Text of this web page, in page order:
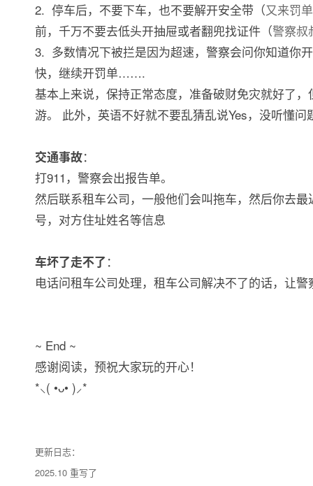
2. 停车后，不要下车，也不要解开安全带（又来罚
前，千万不要去低头开抽屉或者翻兜找证件（警察
3. 多数情况下被拦是因为超速，警察会问你知道你
快，继续开罚单…….
基本上来说，保持正常态度，准备破财免灾就好了
游。 此外，英语不好就不要乱猜乱说Yes，没听懂
交通事故：
打911，警察会出报告单。
然后联系租车公司，一般他们会叫拖车，然后你去
号，对方住址姓名等信息
车坏了走不了：
电话问租车公司处理，租车公司解决不了的话，让
~ End ~
感谢阅读，预祝大家玩的开心！
*⸜( •ᴗ• )⸝*
更新日志：
2025.10 重写了